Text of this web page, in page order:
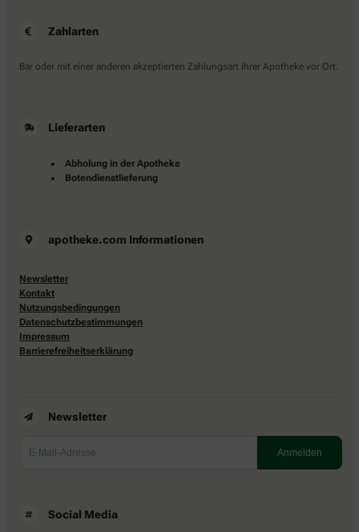
Zahlarten
Bar oder mit einer anderen akzeptierten Zahlungsart Ihrer Apotheke vor Ort.
Lieferarten
Abholung in der Apotheke
Botendienstlieferung
apotheke.com Informationen
Newsletter
Kontakt
Nutzungsbedingungen
Datenschutzbestimmungen
Impressum
Barrierefreiheitserklärung
Newsletter
Social Media